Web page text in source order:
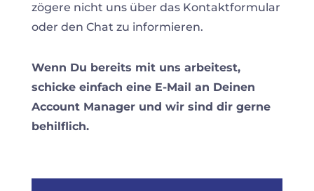
zögere nicht uns über das Kontaktformular
oder den Chat zu informieren.
Wenn Du bereits mit uns arbeitest,
schicke einfach eine E-Mail an Deinen
Account Manager und wir sind dir gerne
behilflich.